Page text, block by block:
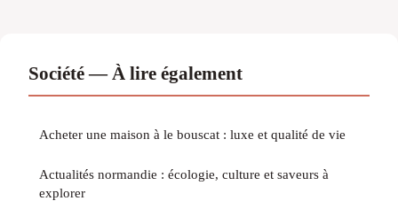
Société — À lire également
Acheter une maison à le bouscat : luxe et qualité de vie
Actualités normandie : écologie, culture et saveurs à
explorer